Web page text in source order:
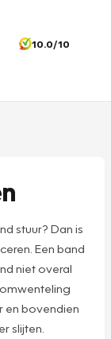
10.0/10
stuur? Dan is
Een band
niet overal
en bovendien
slijten.